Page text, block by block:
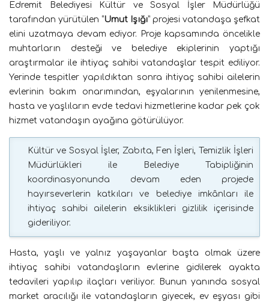
Edremit Belediyesi Kültür ve Sosyal İşler Müdürlüğü
tarafından yürütülen “Umut Işığı” projesi vatandaşa şefkat
elini uzatmaya devam ediyor. Proje kapsamında öncelikle
muhtarların desteği ve belediye ekiplerinin yaptığı
araştırmalar ile ihtiyaç sahibi vatandaşlar tespit ediliyor.
Yerinde tespitler yapıldıktan sonra ihtiyaç sahibi ailelerin
evlerinin bakım onarımından, eşyalarının yenilenmesine,
hasta ve yaşlıların evde tedavi hizmetlerine kadar pek çok
hizmet vatandaşın ayağına götürülüyor.
Kültür ve Sosyal İşler, Zabıta, Fen İşleri, Temizlik İşleri
Müdürlükleri ile Belediye Tabipliğinin
koordinasyonunda devam eden projede
hayırseverlerin katkıları ve belediye imkânları ile
ihtiyaç sahibi ailelerin eksiklikleri gizlilik içerisinde
gideriliyor.
Hasta, yaşlı ve yalnız yaşayanlar başta olmak üzere
ihtiyaç sahibi vatandaşların evlerine gidilerek ayakta
tedavileri yapılıp ilaçları veriliyor. Bunun yanında sosyal
market aracılığı ile vatandaşların giyecek, ev eşyası gibi